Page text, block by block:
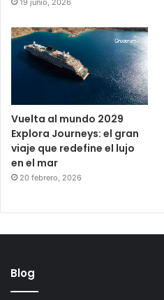
19 junio, 2026
Vuelta al mundo 2029
Explora Journeys: el gran
viaje que redefine el lujo
en el mar
20 febrero, 2026
Blog